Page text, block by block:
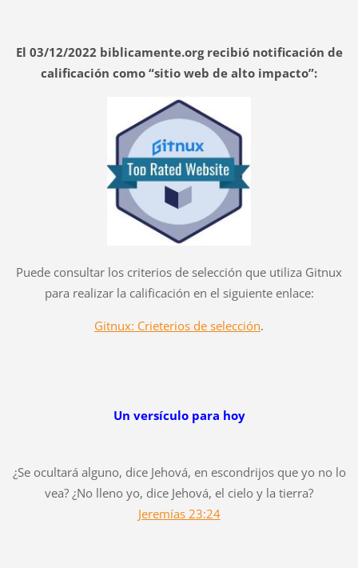
El 03/12/2022 biblicamente.org recibió notificación de
calificación como “sitio web de alto impacto”:
Puede consultar los criterios de selección que utiliza Gitnux
para realizar la calificación en el siguiente enlace:
Gitnux: Crieterios de selección.
Un versículo para hoy
¿Se ocultará alguno, dice Jehová, en escondrijos que yo no lo
vea? ¿No lleno yo, dice Jehová, el cielo y la tierra?
Jeremías 23:24